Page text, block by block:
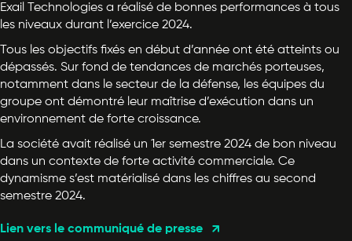
Exail Technologies a réalisé de bonnes performances à tous
les niveaux durant l’exercice 2024.
Tous les objectifs fixés en début d’année ont été atteints ou
dépassés. Sur fond de tendances de marchés porteuses,
notamment dans le secteur de la défense, les équipes du
groupe ont démontré leur maîtrise d’exécution dans un
environnement de forte croissance.
La société avait réalisé un 1er semestre 2024 de bon niveau
dans un contexte de forte activité commerciale. Ce
dynamisme s’est matérialisé dans les chiffres au second
semestre 2024.
Lien vers le communiqué de presse